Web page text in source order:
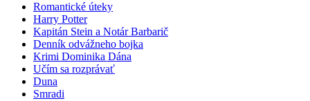
Romantické úteky
Harry Potter
Kapitán Stein a Notár Barbarič
Denník odvážneho bojka
Krimi Dominika Dána
Učím sa rozprávať
Duna
Smradi